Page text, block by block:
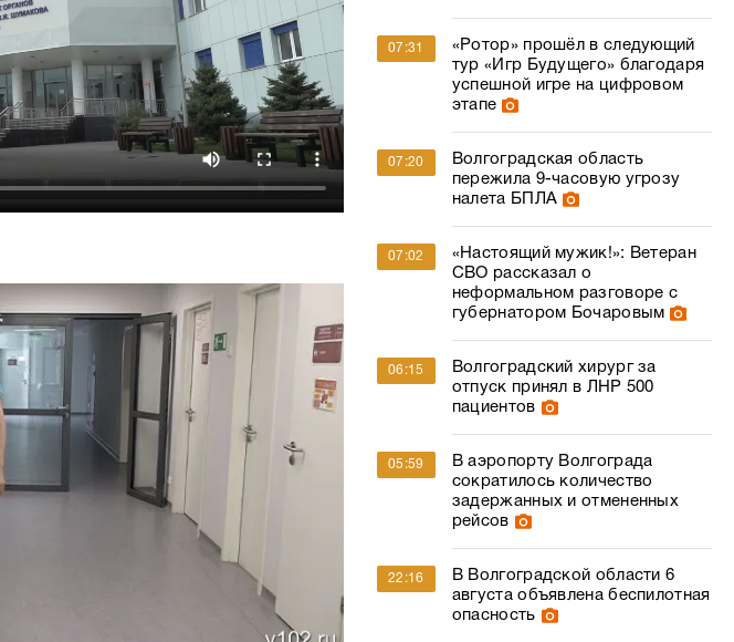
07:31
«Ротор» прошёл в следующий
тур «Игр Будущего» благодаря
успешной игре на цифровом
этапе
07:20
Волгоградская область
пережила 9-часовую угрозу
налета БПЛА
07:02
«Настоящий мужик!»: Ветеран
СВО рассказал о
неформальном разговоре с
губернатором Бочаровым
06:15
Волгоградский хирург за
отпуск принял в ЛНР 500
пациентов
05:59
В аэропорту Волгограда
сократилось количество
задержанных и отмененных
рейсов
22:16
В Волгоградской области 6
августа объявлена беспилотная
опасность